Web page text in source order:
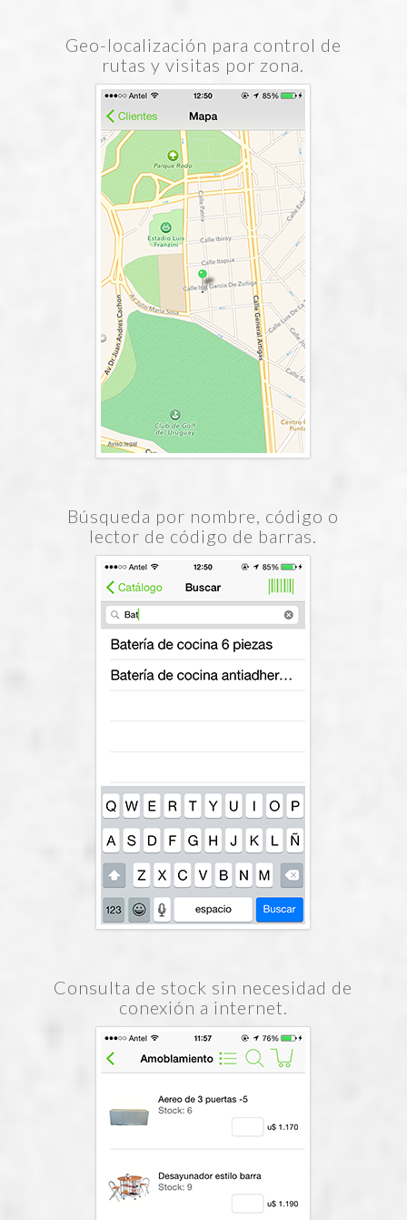
Geo-localización para control de
rutas y visitas por zona.
Búsqueda por nombre, código o
lector de código de barras.
Consulta de stock sin necesidad de
conexión a internet.